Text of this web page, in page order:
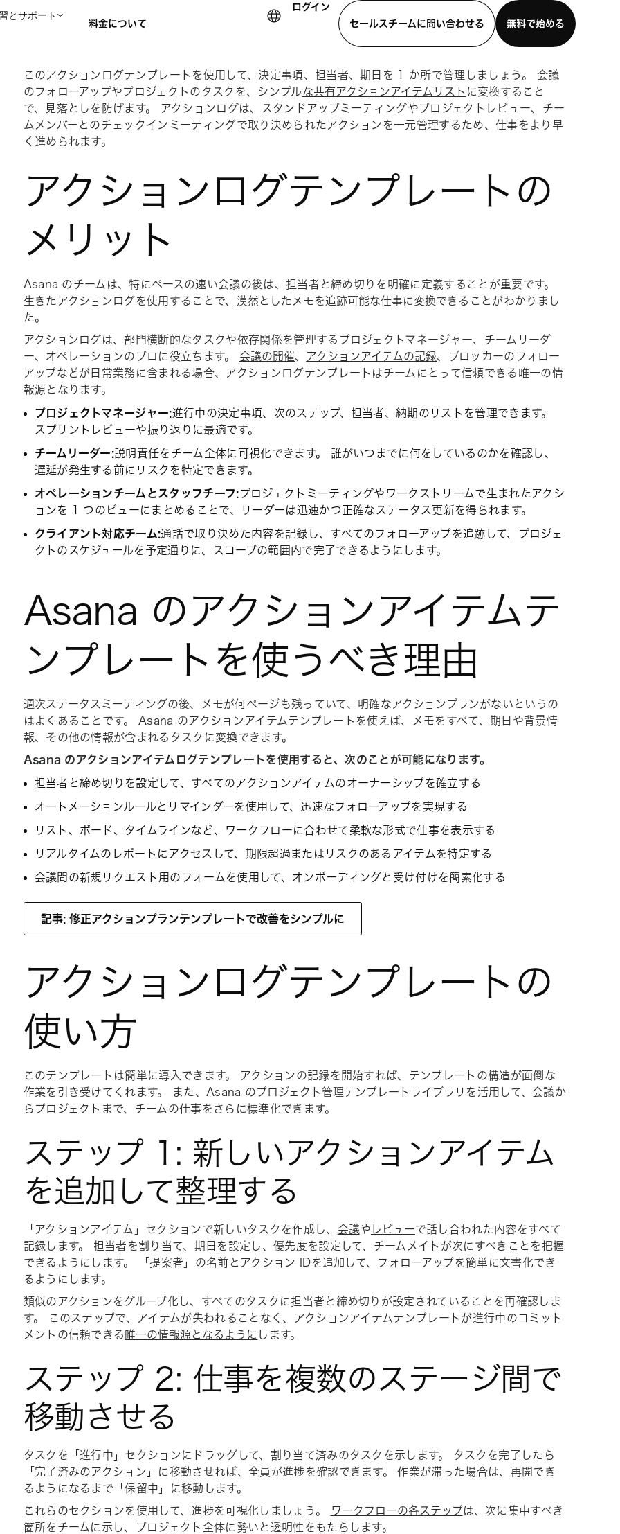
とサポート
料金について
ログイン
セールスチームに問い合わせる
無料で始める
セールスチームに問い合わせる デモを見る モバイルアプリをダウンロード
このアクションログテンプレートを使用して、決定事項、担当者、期日を 1 か所で管理しましょう。 会議
のフォローアップやプロジェクトのタスクを、シンプルな共有アクションアイテムリスト に変換すること
で、見落としを防げます。 アクションログは、スタンドアップミーティングやプロジェクトレビュー、チー
ムメンバーとのチェックインミーティングで取り決められたアクションを一元管理するため、仕事をより早
く進められます。
アクションログテンプレートの
メリット
Asana のチームは、特にペースの速い会議の後は、担当者と締め切りを明確に定義することが重要です。
生きたアクションログを使用することで、 漠然としたメモを追跡可能な仕事に変換できることがわかりまし
た。
アクションログは、部門横断的なタスクや依存関係を管理するプロジェクトマネージャー、チームリーダ
ー、オペレーションのプロに役立ちます。 会議の開催、 アクションアイテムの記録、ブロッカーのフォロー
アップなどが日常業務に含まれる場合、アクションログテンプレートはチームにとって信頼できる唯一の情
報源となります。
プロジェクトマネージャー:進行中の決定事項、次のステップ、担当者、納期のリストを管理できます。
スプリントレビューや振り返りに最適です。
チームリーダー:説明責任をチーム全体に可視化できます。 誰がいつまでに何をしているのかを確認し、
遅延が発生する前にリスクを特定できます。
オペレーションチームとスタッフチーフ:プロジェクトミーティングやワークストリームで生まれたアクシ
ョンを 1 つのビューにまとめることで、リーダーは迅速かつ正確なステータス更新を得られます。
クライアント対応チーム:通話で取り決めた内容を記録し、すべてのフォローアップを追跡して、プロジェ
クトのスケジュールを予定通りに、スコープの範囲内で完了できるようにします。
Asana のアクションアイテムテ
ンプレートを使うべき理由
週次ステータスミーティングの後、メモが何ページも残っていて、明確なアクションプランがないというの
はよくあることです。 Asana のアクションアイテムテンプレートを使えば、メモをすべて、期日や背景情
報、その他の情報が含まれるタスクに変換できます。
Asana のアクションアイテムログテンプレートを使用すると、次のことが可能になります。
担当者と締め切りを設定して、すべてのアクションアイテムのオーナーシップを確立する
オートメーションルールとリマインダーを使用して、迅速なフォローアップを実現する
リスト、ボード、タイムラインなど、ワークフローに合わせて柔軟な形式で仕事を表示する
リアルタイムのレポートにアクセスして、期限超過またはリスクのあるアイテムを特定する
会議間の新規リクエスト用のフォームを使用して、オンボーディングと受け付けを簡素化する
記事: 修正アクションプランテンプレートで改善をシンプルに
アクションログテンプレートの
使い方
このテンプレートは簡単に導入できます。 アクションの記録を開始すれば、テンプレートの構造が面倒な
作業を引き受けてくれます。 また、Asana のプロジェクト管理テンプレートライブラリ を活用して、会議か
らプロジェクトまで、チームの仕事をさらに標準化できます。
ステップ 1: 新しいアクションアイテム
を追加して整理する
「 アクションアイテム 」セクションで新しいタスクを作成し、 会議や レビューで話し合われた内容をすべて
記録します。 担当者を割り当て、期日を設定し、優先度を設定して、チームメイトが次にすべきことを把握
できるようにします。
「提案者 」の名前と アクション IDを追加して、フォローアップを簡単に文書化でき
るようにします。
類似のアクションをグループ化し、すべてのタスクに担当者と締め切りが設定されていることを再確認しま
す。 このステップで、アイテムが失われることなく、アクションアイテムテンプレートが進行中のコミット
メントの信頼できる 唯一の情報源となるように します。
ステップ 2: 仕事を複数のステージ間で
移動させる
タスクを「 進行中 」セクションにドラッグして、割り当て済みのタスクを示します。 タスクを完了したら
「 完了済みのアクション」 に移動させれば、全員が進捗を確認できます。 作業が滞った場合は、再開でき
るようになるまで「保留中」に移動します。
これらのセクションを使用して、進捗を可視化しましょう。
ワークフローの各ステップは、次に集中すべき
箇所をチームに示し、プロジェクト全体に勢いと透明性をもたらします。